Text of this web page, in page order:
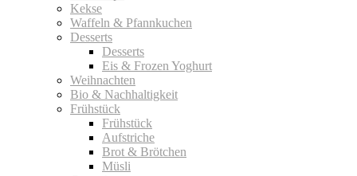
Kekse
Waffeln & Pfannkuchen
Desserts
Desserts
Eis & Frozen Yoghurt
Weihnachten
Bio & Nachhaltigkeit
Frühstück
Frühstück
Aufstriche
Brot & Brötchen
Müsli